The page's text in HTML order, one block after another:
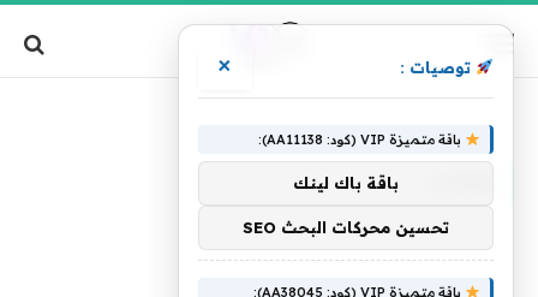
توصيات : ×
باقة متميزة VIP (كود: AA11138):
باقة باك لينك
تحسين محركات البحث SEO
باقة متميزة VIP (كود: AA38045):